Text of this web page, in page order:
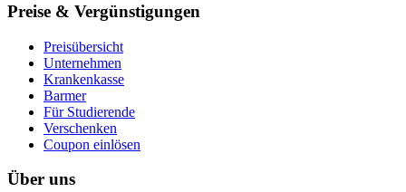
Preise & Vergünstigungen
Preisübersicht
Unternehmen
Krankenkasse
Barmer
Für Studierende
Ver­schen­ken
Coupon einlösen
Über uns